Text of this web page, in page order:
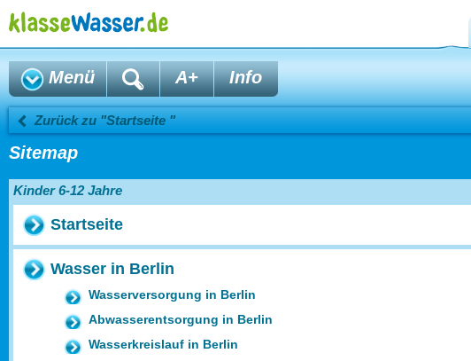
Menü A+ Info
Zurück zu "Startseite "
Sitemap
Kinder 6-12 Jahre
Startseite
Wasser in Berlin
Wasserversorgung in Berlin
Abwasserentsorgung in Berlin
Wasserkreislauf in Berlin